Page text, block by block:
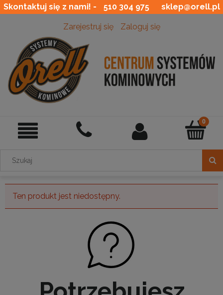
Skontaktuj się z nami! - 510 304 975 sklep@orell.pl
Zarejestruj się Zaloguj się
Ten produkt jest niedostępny.